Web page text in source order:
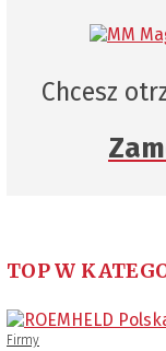
Chcesz
TOP W
Firmy